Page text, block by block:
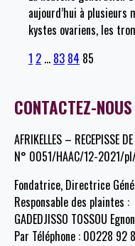
aujourd’hui à
kystes ovariens, les
1 2 … 83 84 85
CONTACTEZ-NOUS
AFRIKELLES – RECEPISSE
N° 0051/HAAC/12-2021/
Fondatrice, Directrice
Responsable des plaintes :
GADEDJISSO TOSSOU
Par Téléphone : 00228 92